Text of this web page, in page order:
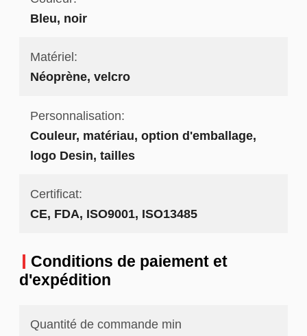
Bleu, noir
Matériel:
Néoprène, velcro
Personnalisation:
Couleur, matériau, option d'emballage,
logo Desin, tailles
Certificat:
CE, FDA, ISO9001, ISO13485
Conditions de paiement et
d'expédition
Quantité de commande min